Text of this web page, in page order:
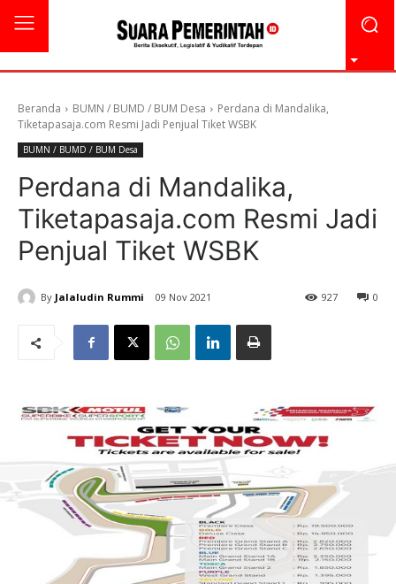
Beranda BUMN / BUMD / BUM Desa
Perdana di Mandalika,
Tiketapasaja.com Resmi Jadi Penjual Tiket WSBK
BUMN / BUMD / BUM Desa
Perdana di Mandalika,
Tiketapasaja.com Resmi Jadi
Penjual Tiket WSBK
By Jalaludin Rummi 09 Nov 2021 0
927